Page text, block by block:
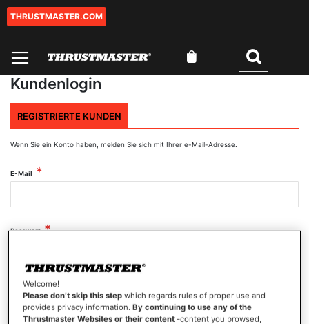
Zum
THRUSTMASTER.COM
Mein Warenkorb
Kundenlogin
REGISTRIERTE KUNDEN
Wenn Sie ein Konto haben, melden Sie sich mit Ihrer e-Mail-Adresse.
E-Mail
Passwort
Passwort anzeigen
Welcome!
Please don’t skip this step which regards rules of proper use and
provides privacy information.By continuing to use any of the
Thrustmaster Websites or their content -content you browsed,